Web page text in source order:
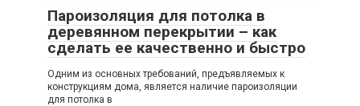
Пароизоляция для потолка в
деревянном перекрытии – как
сделать ее качественно и быстро
Одним из основных требований, предъявляемых к
конструкциям дома, является наличие пароизоляции
для потолка в